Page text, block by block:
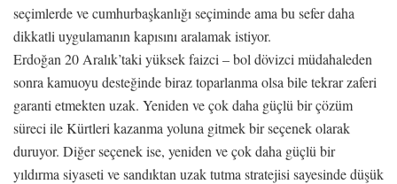
seçimlerde ve cumhurbaşkanlığı seçiminde ama bu sefer daha
dikkatli uygulamanın kapısını aralamak istiyor.
Erdoğan 20 Aralık’taki yüksek faizci – bol dövizci müdahaleden
sonra kamuoyu desteğinde biraz toparlanma olsa bile tekrar zaferi
garanti etmekten uzak. Yeniden ve çok daha güçlü bir çözüm
süreci ile Kürtleri kazanma yoluna gitmek bir seçenek olarak
duruyor. Diğer seçenek ise, yeniden ve çok daha güçlü bir
yıldırma siyaseti ve sandıktan uzak tutma stratejisi sayesinde düşük